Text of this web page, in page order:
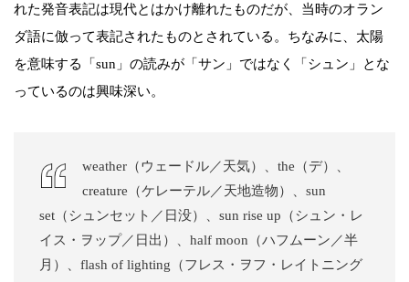
れた発音表記は現代とはかけ離れたものだが、当時のオラン
ダ語に倣って表記されたものとされている。ちなみに、太陽
を意味する「sun」の読みが「サン」ではなく「シュン」とな
っているのは興味深い。
weather（ウェードル／天気）、the（デ）、
creature（ケレーテル／天地造物）、sun
set（シュンセット／日没）、sun rise up（シュン・レ
イス・ヲップ／日出）、half moon（ハフムーン／半
月）、flash of lighting（フレス・ヲフ・レイトニング